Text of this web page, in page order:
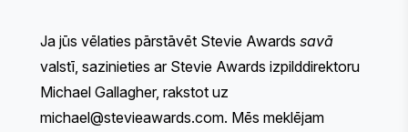
Ja jūs vēlaties pārstāvēt Stevie Awards savā
valstī, sazinieties ar Stevie Awards izpilddirektoru
Michael Gallagher, rakstot uz
michael@stevieawards.com. Mēs meklējam